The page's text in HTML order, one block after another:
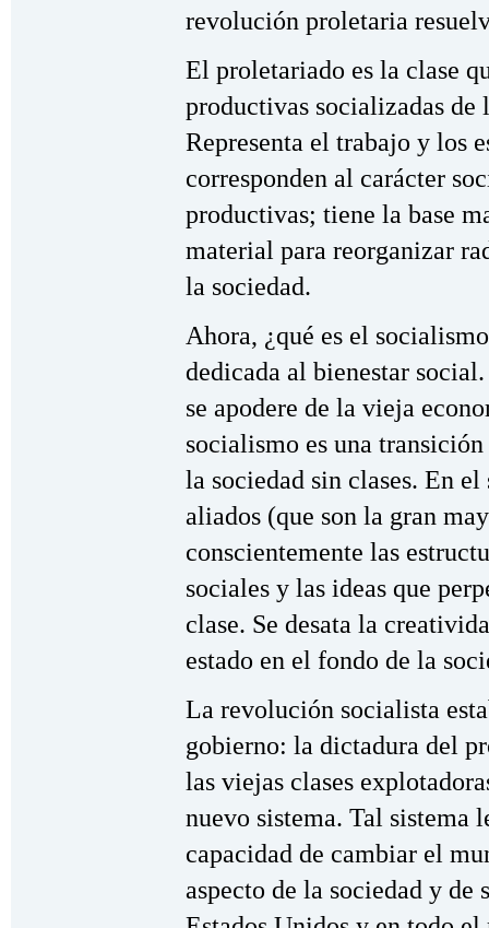
revolución proletaria
El proletariado es la clase
productivas socializadas de
Representa el trabajo y los
corresponden al carácter
productivas; tiene la base
material para reorganizar
la sociedad.
Ahora, ¿qué es el
dedicada al bienestar
se apodere de la vieja
socialismo es una
la sociedad sin clases. En
aliados (que son la gran
conscientemente las
sociales y las ideas que
clase. Se desata la
estado en el fondo de la
La revolución socialista
gobierno: la dictadura del
las viejas clases
nuevo sistema. Tal sistema
capacidad de cambiar el
aspecto de la sociedad y de